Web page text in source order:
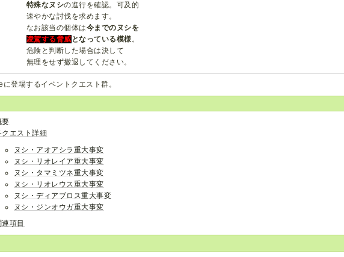
特殊なヌシの進行を確認。可及的
速やかな討伐を求めます。
なお該当の個体は今までのヌシを
凌駕する脅威 となっている模様。
危険と判断した場合は決して
無理をせず撤退してください。
登場するイベントクエスト群。
要
クエスト詳細
ヌシ・アオアシラ重大事変
ヌシ・リオレイア重大事変
ヌシ・タマミツネ重大事変
ヌシ・リオレウス重大事変
ヌシ・ディアブロス重大事変
ヌシ・ジンオウガ重大事変
連項目